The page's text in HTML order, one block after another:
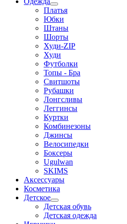
Платья
Юбки
Штаны
Шорты
Худи-ZIP
Худи
Футболки
Топы - Бра
Свитшоты
Рубашки
Лонгсливы
Леггинсы
Куртки
Комбинезоны
Джинсы
Велосипедки
Боксеры
Ugulwan
SKIMS
Аксессуары
Косметика
Детское
Детская обувь
Детская одежда